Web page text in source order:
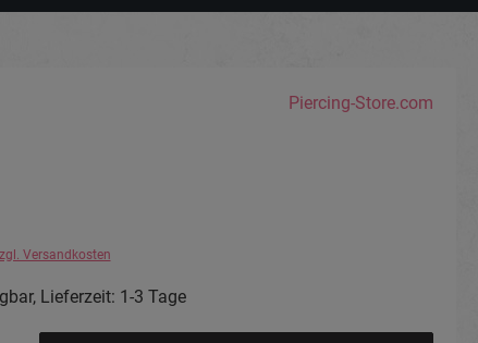
Piercing-Store.com
Versandkosten
Lieferzeit: 1-3 Tage